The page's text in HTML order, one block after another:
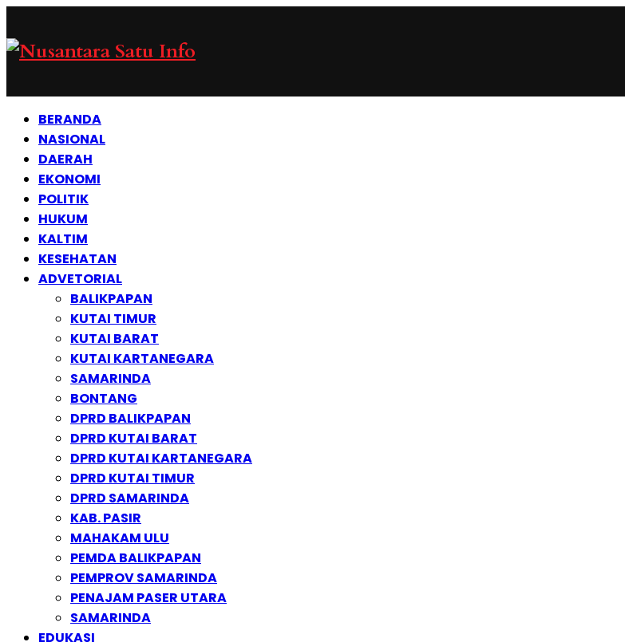
BERANDA
NASIONAL
DAERAH
EKONOMI
POLITIK
HUKUM
KALTIM
KESEHATAN
ADVETORIAL
BALIKPAPAN
KUTAI TIMUR
KUTAI BARAT
KUTAI KARTANEGARA
SAMARINDA
BONTANG
DPRD BALIKPAPAN
DPRD KUTAI BARAT
DPRD KUTAI KARTANEGARA
DPRD KUTAI TIMUR
DPRD SAMARINDA
KAB. PASIR
MAHAKAM ULU
PEMDA BALIKPAPAN
PEMPROV SAMARINDA
PENAJAM PASER UTARA
SAMARINDA
EDUKASI